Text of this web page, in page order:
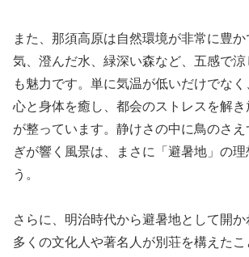
また、那須高原は自然環境が非常に豊
気、澄んだ水、緑深い森など、五感で
も魅力です。単に気温が低いだけでな
心と身体を癒し、都会のストレスを解
が整っています。静けさの中に鳥のさ
ぎが響く風景は、まさに「避暑地」の理
う。
さらに、明治時代から避暑地として開か
多くの文化人や著名人が別荘を構えた